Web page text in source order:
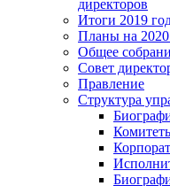
директоров
Итоги 2019
Планы на 2020
Общее
Совет
Правление
Структура